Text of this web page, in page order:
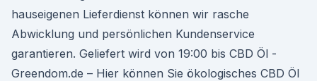
hauseigenen Lieferdienst können wir rasche
Abwicklung und persönlichen Kundenservice
garantieren. Geliefert wird von 19:00 bis CBD Öl -
Greendom.de – Hier können Sie ökologisches CBD Öl